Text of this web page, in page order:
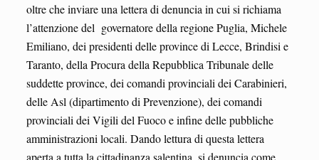
oltre che inviare una lettera di denuncia in cui si richiama
l’attenzione del governatore della regione Puglia, Michele
Emiliano, dei presidenti delle province di Lecce, Brindisi e
Taranto, della Procura della Repubblica Tribunale delle
suddette province, dei comandi provinciali dei Carabinieri,
delle Asl (dipartimento di Prevenzione), dei comandi
provinciali dei Vigili del Fuoco e infine delle pubbliche
amministrazioni locali. Dando lettura di questa lettera
aperta a tutta la cittadinanza salentina, si denuncia come,